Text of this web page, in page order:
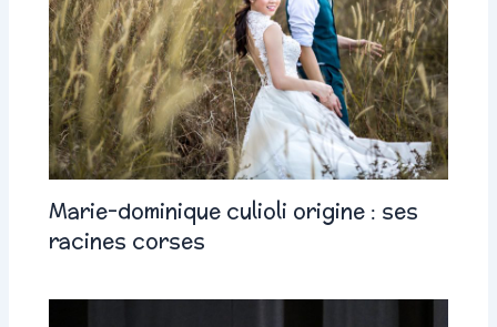
Marie-dominique culioli origine : ses
racines corses